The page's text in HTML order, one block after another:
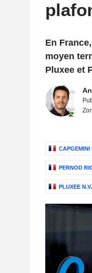
En
moyen
Pluxee et
CAPGEMINI
PERNOD
PLUXEE N.V.